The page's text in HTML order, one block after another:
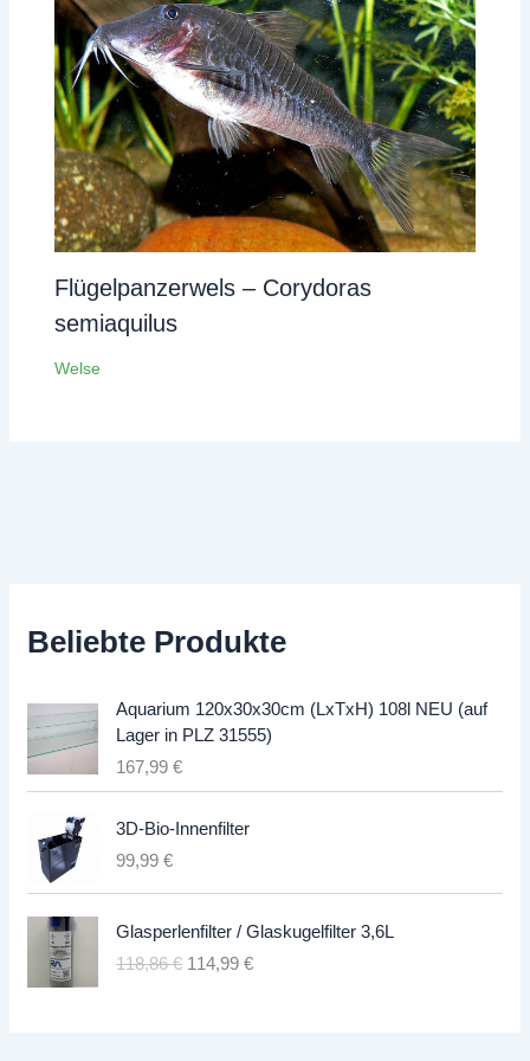
Flügelpanzerwels – Corydoras
semiaquilus
Welse
Beliebte Produkte
Aquarium 120x30x30cm (LxTxH) 108l NEU (auf
Lager in PLZ 31555)
167,99€
3D-Bio-Innenfilter
99,99€
Glasperlenfilter / Glaskugelfilter 3,6L
118,86€ U
114,99€A